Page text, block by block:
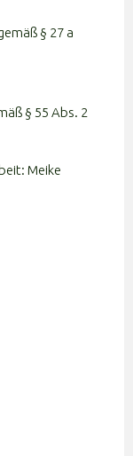
§ 27 a
§ 55 Abs. 2
Meike